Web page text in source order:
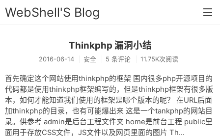
WebShell'S Blog
首页
安全
新闻
技术
Thinkphp 漏洞小结
2016-06-14 安全 5 条评论 11.75K次阅读
首先确定这个网站使用thinkphp的框架 国内很多php开源项目的
代码都是使用thinkphp框架编写的，但是thinkphp框架有很多版
本，如何才能知道我们使用的框架是哪个版本的呢？ 在URL后面
加thinkphp的目录，也有可能爆出来 这是一个tankphp的网站目
录。供参考 admin是后台工程文件夹 home是前台工程 public里
面用于存放CSS文件，JS文件以及网页里面的图片 Th...